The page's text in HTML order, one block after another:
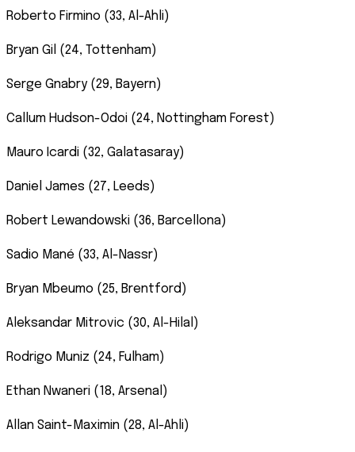
Roberto Firmino (33, Al-Ahli)
Bryan Gil (24, Tottenham)
Serge Gnabry (29, Bayern)
Callum Hudson-Odoi (24, Nottingham Forest)
Mauro Icardi (32, Galatasaray)
Daniel James (27, Leeds)
Robert Lewandowski (36, Barcellona)
Sadio Mané (33, Al-Nassr)
Bryan Mbeumo (25, Brentford)
Aleksandar Mitrovic (30, Al-Hilal)
Rodrigo Muniz (24, Fulham)
Ethan Nwaneri (18, Arsenal)
Allan Saint-Maximin (28, Al-Ahli)